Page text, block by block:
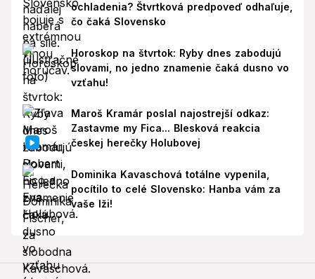
ochladenia? Štvrtková predpoveď odhaľuje,
čo čaká Slovensko
Horoskop na štvrtok: Ryby dnes zabodujú
slovami, no jedno znamenie čaká dusno vo
vzťahu!
Maroš Kramár poslal najostrejší odkaz:
Zastavme my Fica... Blesková reakcia
českej herečky Holubovej
Dominika Kavaschová totálne vypenila,
pocítilo to celé Slovensko: Hanba vám za
vaše lži!